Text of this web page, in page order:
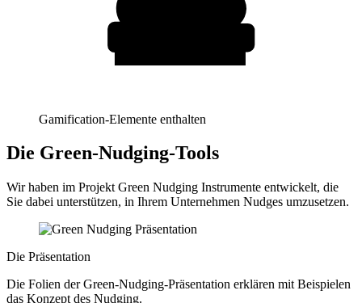
Gamification-Elemente enthalten
Die Green-Nudging-Tools
Wir haben im Projekt Green Nudging Instrumente entwickelt, die
Sie dabei unterstützen, in Ihrem Unternehmen Nudges umzusetzen.
Die Präsentation
Die Folien der Green-Nudging-Präsentation erklären mit Beispielen
das Konzept des Nudging.